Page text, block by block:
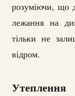
розуміючи, що
лежання на
тільки не
відром.